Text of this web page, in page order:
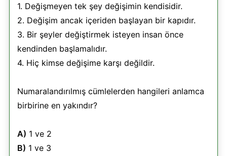
1. Değişmeyen tek şey değişimin kendisidir.
2. Değişim ancak içeriden başlayan bir kapıdır.
3. Bir şeyler değiştirmek isteyen insan önce
kendinden başlamalıdır.
4. Hiç kimse değişime karşı değildir.
Numaralandırılmış cümlelerden hangileri anlamca
birbirine en yakındır?
A) 1 ve 2
B) 1 ve 3